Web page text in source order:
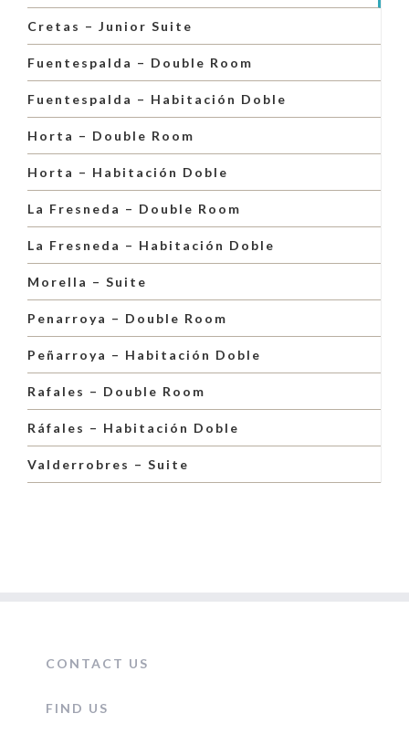
Cretas – Junior Suite
Fuentespalda – Double Room
Fuentespalda – Habitación Doble
Horta – Double Room
Horta – Habitación Doble
La Fresneda – Double Room
La Fresneda – Habitación Doble
Morella – Suite
Penarroya – Double Room
Peñarroya – Habitación Doble
Rafales – Double Room
Ráfales – Habitación Doble
Valderrobres – Suite
CONTACT US
FIND US